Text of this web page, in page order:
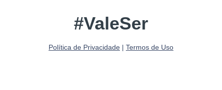
#ValeSer
Política de Privacidade | Termos de Uso